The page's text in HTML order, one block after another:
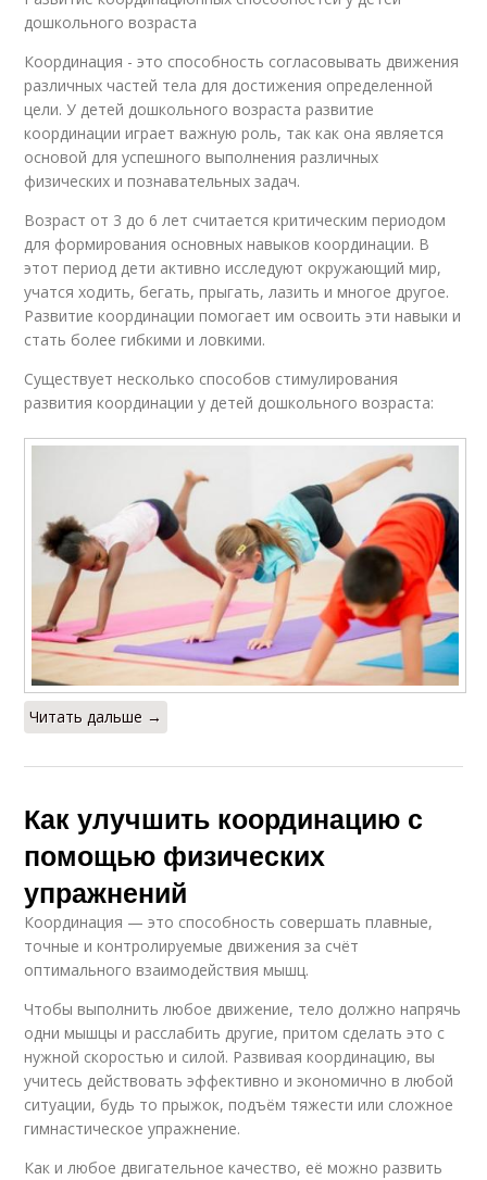
дошкольного возраста
Координация - это способность согласовывать движения
различных частей тела для достижения определенной
цели. У детей дошкольного возраста развитие
координации играет важную роль, так как она является
основой для успешного выполнения различных
физических и познавательных задач.
Возраст от 3 до 6 лет считается критическим периодом
для формирования основных навыков координации. В
этот период дети активно исследуют окружающий мир,
учатся ходить, бегать, прыгать, лазить и многое другое.
Развитие координации помогает им освоить эти навыки и
стать более гибкими и ловкими.
Существует несколько способов стимулирования
развития координации у детей дошкольного возраста:
Читать дальше →
Как улучшить координацию с
помощью физических
упражнений
Координация — это способность совершать плавные,
точные и контролируемые движения за счёт
оптимального взаимодействия мышц.
Чтобы выполнить любое движение, тело должно напрячь
одни мышцы и расслабить другие, притом сделать это с
нужной скоростью и силой. Развивая координацию, вы
учитесь действовать эффективно и экономично в любой
ситуации, будь то прыжок, подъём тяжести или сложное
гимнастическое упражнение.
Как и любое двигательное качество, её можно развить